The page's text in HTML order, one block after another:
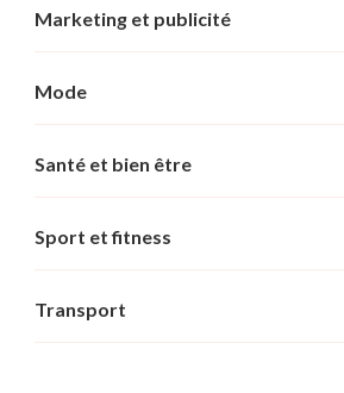
Marketing et publicité
Mode
Santé et bien être
Sport et fitness
Transport